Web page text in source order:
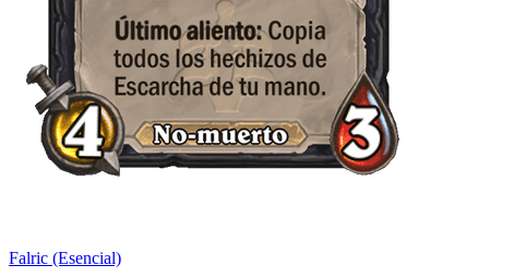
Falric (Esencial)